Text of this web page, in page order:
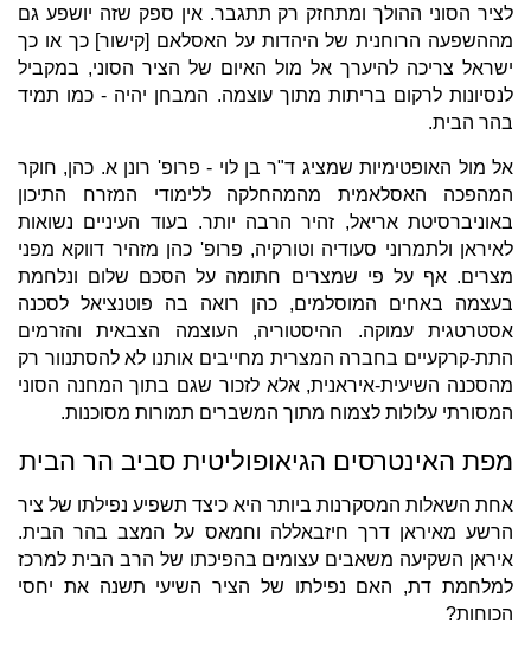
לציר הסוני ההולך ומתחזק רק תתגבר. אין ספק שזה יושפע גם
מההשפעה הרוחנית של היהדות על האסלאם [קישור] כך או כך
ישראל צריכה להיערך אל מול האיום של הציר הסוני, במקביל
לנסיונות לרקום בריתות מתוך עוצמה. המבחן יהיה - כמו תמיד
בהר הבית.
אל מול האופטימיות שמציג ד"ר בן לוי - פרופ' רונן א. כהן, חוקר
המהפכה האסלאמית מהמהחלקה ללימודי המזרח התיכון
באוניברסיטת אריאל, זהיר הרבה יותר. בעוד העיניים נשואות
לאיראן ולתמרוני סעודיה וטורקיה, פרופ' כהן מזהיר דווקא מפני
מצרים. אף על פי שמצרים חתומה על הסכם שלום ונלחמת
בעצמה באחים המוסלמים, כהן רואה בה פוטנציאל לסכנה
אסטרטגית עמוקה. ההיסטוריה, העוצמה הצבאית והזרמים
התת-קרקעיים בחברה המצרית מחייבים אותנו לא להסתנוור רק
מהסכנה השיעית-איראנית, אלא לזכור שגם בתוך המחנה הסוני
המסורתי עלולות לצמוח מתוך המשברים תמורות מסוכנות.
מפת האינטרסים הגיאופוליטית סביב הר הבית
אחת השאלות המסקרנות ביותר היא כיצד תשפיע נפילתו של ציר
הרשע מאיראן דרך חיזבאללה וחמאס על המצב בהר הבית.
איראן השקיעה משאבים עצומים בהפיכתו של הרב הבית למרכז
למלחמת דת, האם נפילתו של הציר השיעי תשנה את יחסי
הכוחות?